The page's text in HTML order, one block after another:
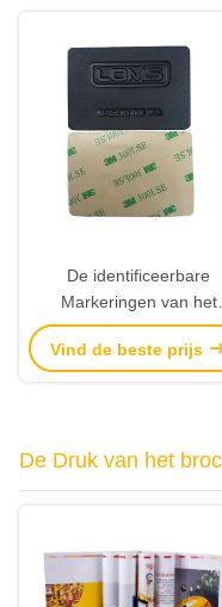
De identificeerbare
Markeringen van het
Leerkledingstuk, het
Plakband van Leerjeans
Vind de beste prijs
De Druk van het